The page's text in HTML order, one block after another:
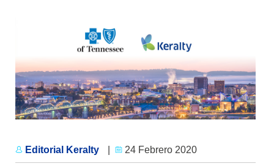
Editorial Keralty 24 Febrero 2020